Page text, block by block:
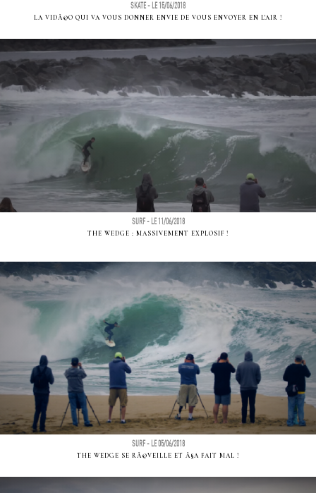
SKATE - LE 15/06/2018
LA VIDÃ©O QUI VA VOUS DONNER ENVIE DE VOUS ENVOYER EN L'AIR !
SURF - LE 11/06/2018
THE WEDGE : MASSIVEMENT EXPLOSIF !
SURF - LE 05/06/2018
THE WEDGE SE RÃ©VEILLE ET Ã§A FAIT MAL !